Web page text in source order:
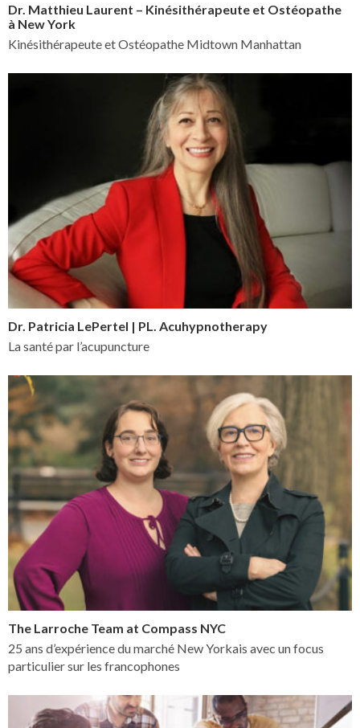
Dr. Matthieu Laurent – Kinésithérapeute et Ostéopathe
à New York
Kinésithérapeute et Ostéopathe Midtown Manhattan
Dr. Patricia LePertel | PL. Acuhypnotherapy
La santé par l’acupuncture
The Larroche Team at Compass NYC
25 ans d’expérience du marché New Yorkais avec un focus
particulier sur les francophones